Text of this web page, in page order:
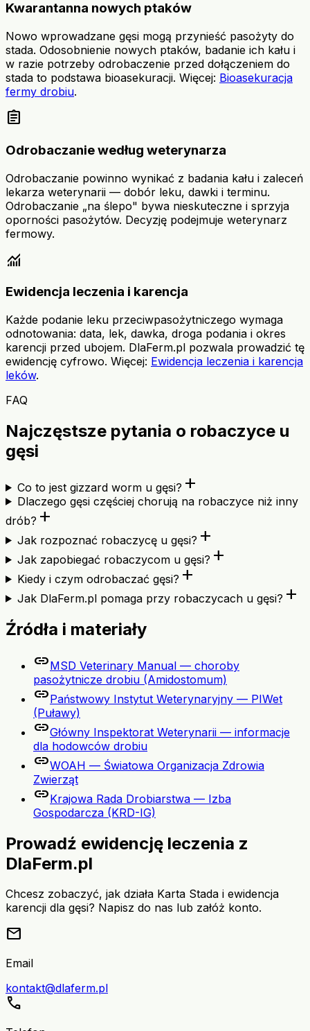
Kwarantanna nowych ptaków
Nowo wprowadzane gęsi mogą przynieść pasożyty do
stada. Odosobnienie nowych ptaków, badanie ich kału i
w razie potrzeby odrobaczenie przed dołączeniem do
stada to podstawa bioasekuracji. Więcej: Bioasekuracja
fermy drobiu.
assignment
Odrobaczanie według weterynarza
Odrobaczanie powinno wynikać z badania kału i zaleceń
lekarza weterynarii — dobór leku, dawki i terminu.
Odrobaczanie „na ślepo" bywa nieskuteczne i sprzyja
oporności pasożytów. Decyzję podejmuje weterynarz
fermowy.
monitoring
Ewidencja leczenia i karencja
Każde podanie leku przeciwpasożytniczego wymaga
odnotowania: data, lek, dawka, droga podania i okres
karencji przed ubojem. DlaFerm.pl pozwala prowadzić tę
ewidencję cyfrowo. Więcej: Ewidencja leczenia i karencja
leków.
FAQ
Najczęstsze pytania o robaczyce u
gęsi
Co to jest gizzard worm u gęsi? add
Dlaczego gęsi częściej chorują na robaczyce niż inny
drób? add
Jak rozpoznać robaczycę u gęsi? add
Jak zapobiegać robaczycom u gęsi? add
Kiedy i czym odrobaczać gęsi? add
Jak DlaFerm.pl pomaga przy robaczycach u gęsi? add
Źródła i materiały
linkMSD Veterinary Manual — choroby
pasożytnicze drobiu (Amidostomum)
linkPaństwowy Instytut Weterynaryjny — PIWet
(Puławy)
linkGłówny Inspektorat Weterynarii — informacje
dla hodowców drobiu
linkWOAH — Światowa Organizacja Zdrowia
Zwierząt
linkKrajowa Rada Drobiarstwa — Izba
Gospodarcza (KRD-IG)
Prowadź ewidencję leczenia z
DlaFerm.pl
Chcesz zobaczyć, jak działa Karta Stada i ewidencja
karencji dla gęsi? Napisz do nas lub załóż konto.
mail
Email
kontakt@dlaferm.pl
call